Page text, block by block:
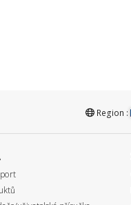
Region :